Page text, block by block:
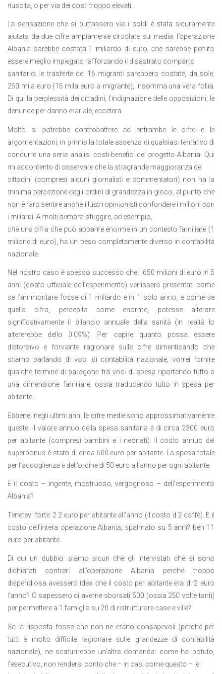
riuscita, o per via dei costi troppo elevati.
La sensazione che si buttassero via i soldi è stata sicuramente
aiutata da due cifre ampiamente circolate sui media: l’operazione
Albania sarebbe costata 1 miliardo di euro, che sarebbe potuto
essere meglio impiegato rafforzando il disastrato comparto
sanitario; le trasferte dei 16 migranti sarebbero costate, da sole,
250 mila euro (15 mila euro a migrante), insomma una vera follia.
Di qui la perplessità dei cittadini, l’indignazione delle opposizioni, le
denunce per danno erariale, eccetera.
Molto si potrebbe controbattere ad entrambe le cifre e le
argomentazioni, in primis la totale assenza di qualsiasi tentativo di
condurre una seria analisi costi-benefici del progetto Albania. Qui
mi accontento di osservare che la stragrande maggioranza dei
cittadini (compresi alcuni giornalisti e commentatori) non ha la
minima percezione degli ordini di grandezza in gioco, al punto che
non è raro sentire anche illustri opinionisti confondere i milioni con
i miliardi. A molti sembra sfuggire, ad esempio,
che una cifra che può apparire enorme in un contesto familiare (1
milione di euro), ha un peso completamente diverso in contabilità
nazionale.
Nel nostro caso è spesso successo che i 650 milioni di euro in 5
anni (costo ufficiale dell’esperimento) venissero presentati come
se l’ammontare fosse di 1 miliardo e in 1 solo anno, e come se
quella cifra, percepita come enorme, potesse alterare
significativamente il bilancio annuale della sanità (in realtà lo
altererebbe dello 0.09%). Per capire quanto possa essere
distorsivo e forviante ragionare sulle cifre dimenticando che
stiamo parlando di voci di contabilità nazionale, vorrei fornire
qualche termine di paragone fra voci di spesa riportando tutto a
una dimensione familiare, ossia traducendo tutto in spesa per
abitante.
Ebbene, negli ultimi anni le cifre medie sono approssimativamente
queste. Il valore annuo della spesa sanitaria è di circa 2300 euro
per abitante (compresi bambini e i neonati). Il costo annuo del
superbonus è stato di circa 500 euro per abitante. La spesa totale
per l’accoglienza è dell’ordine di 50 euro all’anno per ogni abitante.
E il costo – ingente, mostruoso, vergognoso – dell’esperimento
Albania?
Tenetevi forte: 2.2 euro per abitante all’anno (il costo d 2 caffè). E il
costo dell’intera operazione Albania, spalmato su 5 anni? ben 11
euro per abitante.
Di qui un dubbio: siamo sicuri che gli intervistati che si sono
dichiarati contrari all’operazione Albania perché troppo
dispendiosa avessero idea che il costo per abitante era di 2 euro
l’anno? O sapessero di averne sborsati 500 (ossia 250 volte tanti)
per permettere a 1 famiglia su 20 di ristrutturare case e ville?
Se la risposta fosse che non ne erano consapevoli (perché per
tutti è molto difficile ragionare sulle grandezze di contabilità
nazionale), ne scaturirebbe un’altra domanda: come ha potuto,
l’esecutivo, non rendersi conto che – in casi come questo – le